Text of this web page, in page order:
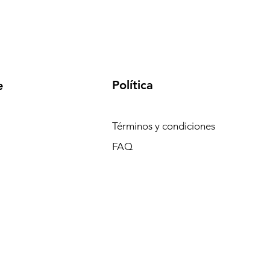
Política
Términos y condiciones
FAQ